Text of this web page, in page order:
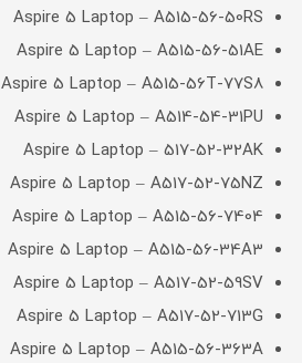
Aspire 5 Laptop – A515-56-50RS
Aspire 5 Laptop – A515-56-51AE
Aspire 5 Laptop – A515-56T-77S8
Aspire 5 Laptop – A514-54-31PU
Aspire 5 Laptop – 517-52-32AK
Aspire 5 Laptop – A517-52-75NZ
Aspire 5 Laptop – A515-56-7404
Aspire 5 Laptop – A515-56-34A3
Aspire 5 Laptop – A517-52-59SV
Aspire 5 Laptop – A517-52-713G
Aspire 5 Laptop – A515-56-363A